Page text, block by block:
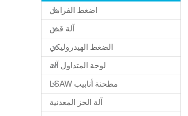
اضغط الفرامل
آلة قص
الضغط الهيدروليكي
لوحة المتداول آلة
مطحنة أنابيب LSAW
آلة الحز المعدنية